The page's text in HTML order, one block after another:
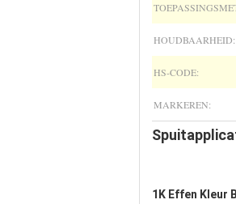
HOUDBAARHEID:
HS-CODE:
MARKEREN:
1K Effen Kleur